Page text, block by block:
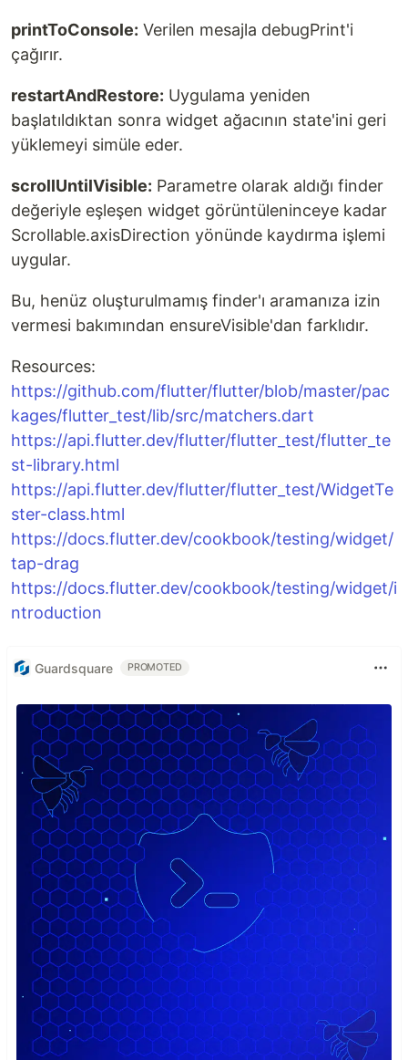
printToConsole: Verilen mesajla debugPrint'i
çağırır.
restartAndRestore: Uygulama yeniden
başlatıldıktan sonra widget ağacının state'ini geri
yüklemeyi simüle eder.
scrollUntilVisible: Parametre olarak aldığı finder
değeriyle eşleşen widget görüntüleninceye kadar
Scrollable.axisDirection yönünde kaydırma işlemi
uygular.
Bu, henüz oluşturulmamış finder'ı aramanıza izin
vermesi bakımından ensureVisible'dan farklıdır.
Resources:
https://github.com/flutter/flutter/blob/master/pac
kages/flutter_test/lib/src/matchers.dart
https://api.flutter.dev/flutter/flutter_test/flutter_te
st-library.html
https://api.flutter.dev/flutter/flutter_test/WidgetTe
ster-class.html
https://docs.flutter.dev/cookbook/testing/widget/
tap-drag
https://docs.flutter.dev/cookbook/testing/widget/i
ntroduction
Guardsquare PROMOTED